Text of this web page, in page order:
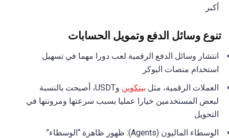
أكبر.
تنوع وسائل الدفع وتمويل الحسابات
انتشار وسائل الدفع الرقمية لعب دورا مهما في تسهيل
استخدام منصات البوكر
العملات الرقمية، مثل بيتكوين
وUSDT، أصبحت بالنسبة
لبعض المستخدمين خيارا عمليا بسبب سرعتها ومرونتها في
التحويل
الوسطاء الماليون (Agents): ظهور ظاهرة “الوسطاء”